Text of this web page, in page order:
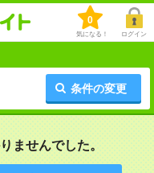
0
気になる！ ログイン
条件の変更
ませんでした。